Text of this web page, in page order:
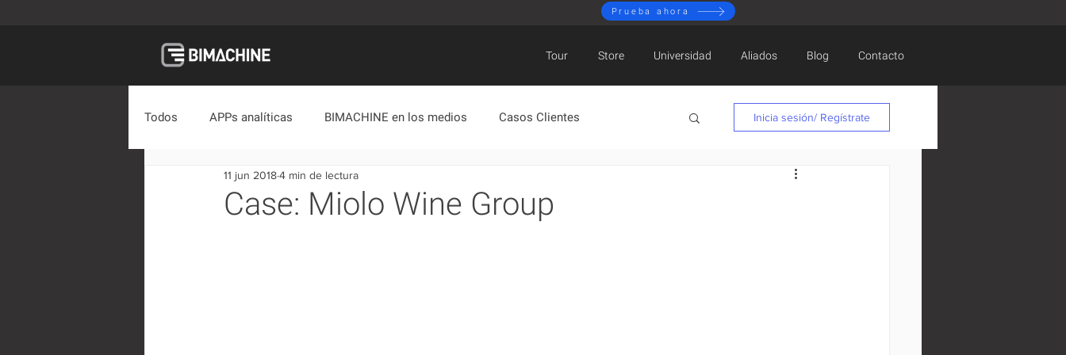
Prueba ahora
Tour Store Universidad Aliados Blog Contacto
Todos APPs analíticas BIMACHINE en los medios Casos Clientes
Casos Socios Material Educativo
Inicia sesión/ Regístrate
Case: Miolo Wine Group
11 jun 20184 min de lectura